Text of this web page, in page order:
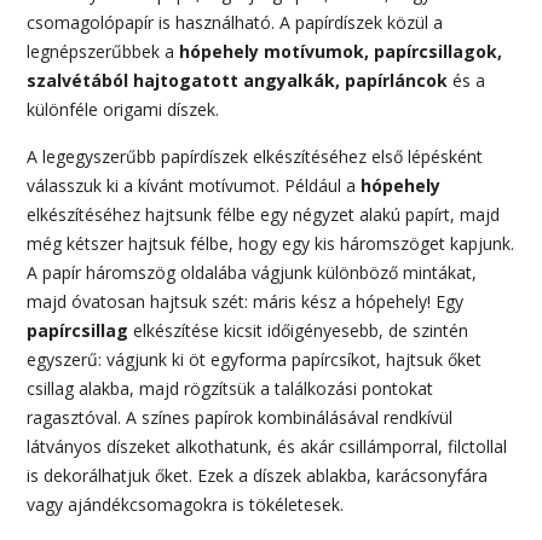
csomagolópapír is használható. A papírdíszek közül a
legnépszerűbbek a hópehely motívumok, papírcsillagok,
szalvétából hajtogatott angyalkák, papírláncok és a
különféle origami díszek.
A legegyszerűbb papírdíszek elkészítéséhez első lépésként
válasszuk ki a kívánt motívumot. Például a hópehely
elkészítéséhez hajtsunk félbe egy négyzet alakú papírt, majd
még kétszer hajtsuk félbe, hogy egy kis háromszöget kapjunk.
A papír háromszög oldalába vágjunk különböző mintákat,
majd óvatosan hajtsuk szét: máris kész a hópehely! Egy
papírcsillag elkészítése kicsit időigényesebb, de szintén
egyszerű: vágjunk ki öt egyforma papírcsíkot, hajtsuk őket
csillag alakba, majd rögzítsük a találkozási pontokat
ragasztóval. A színes papírok kombinálásával rendkívül
látványos díszeket alkothatunk, és akár csillámporral, filctollal
is dekorálhatjuk őket. Ezek a díszek ablakba, karácsonyfára
vagy ajándékcsomagokra is tökéletesek.